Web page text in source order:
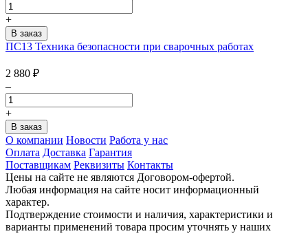
+
ПС13 Техника безопасности при сварочных работах
2 880 ₽
–
+
О компании Новости Работа у нас
Оплата Доставка Гарантия
Поставщикам Реквизиты Контакты
Цены на сайте не являются Договором-офертой.
Любая информация на сайте носит информационный
характер.
Подтверждение стоимости и наличия, характеристики и
варианты применений товара просим уточнять у наших